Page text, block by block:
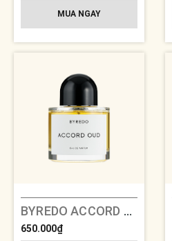
MUA NGAY
BYREDO ACCORD OUD
650.000₫